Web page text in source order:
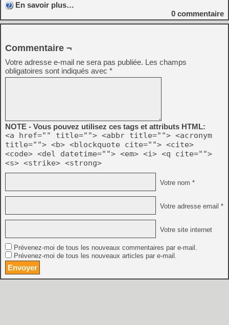
En savoir plus…
0 commentaire
Commentaire ¬
Votre adresse e-mail ne sera pas publiée. Les champs
obligatoires sont indiqués avec *
NOTE - Vous pouvez utilisez ces tags et attributs HTML:
<a href="" title=""> <abbr title=""> <acronym
title=""> <b> <blockquote cite=""> <cite>
<code> <del datetime=""> <em> <i> <q cite="">
<s> <strike> <strong>
Votre nom *
Votre adresse email *
Votre site internet
Prévenez-moi de tous les nouveaux commentaires par e-mail.
Prévenez-moi de tous les nouveaux articles par e-mail.